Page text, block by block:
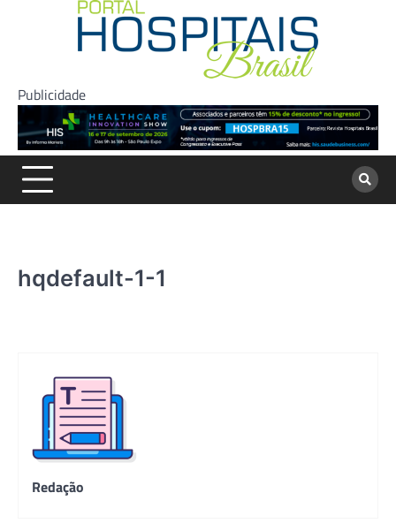
Publicidade
hqdefault-1-1
Redação